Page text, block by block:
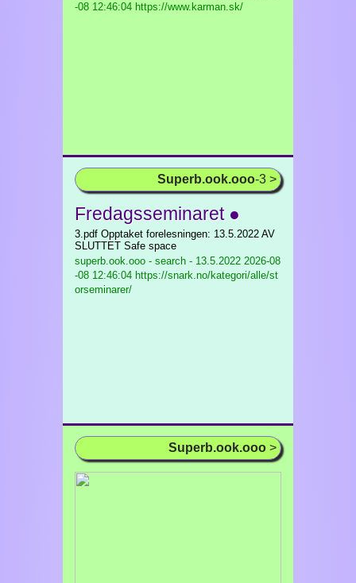
-08 12:46:04 https://www.karman.sk/
Superb.ook.ooo-3 >
Fredagsseminaret ●
3.pdf Opptaket forelesningen: 13.5.2022 AV
SLUTTET Safe space
superb.ook.ooo - search - 13.5.2022 2026-08
-08 12:46:04 https://snark.no/kategori/alle/st
orseminarer/
Superb.ook.ooo >